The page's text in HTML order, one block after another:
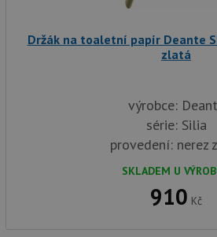
Držák na toaletní papír Deante
zlatá
výrobce:
série: Silia
provedení: nerez
SKLADEM U
910 Kč